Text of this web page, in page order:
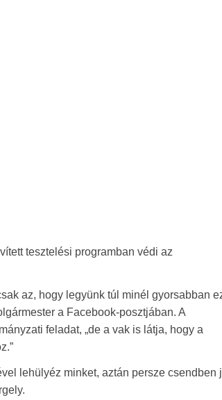
tesztelési programban védi az
az, hogy legyünk túl minél gyorsabban
a Facebook-posztjában. A
feladat, „de a vak is látja, hogy a
lehülyéz minket, aztán persze csendben